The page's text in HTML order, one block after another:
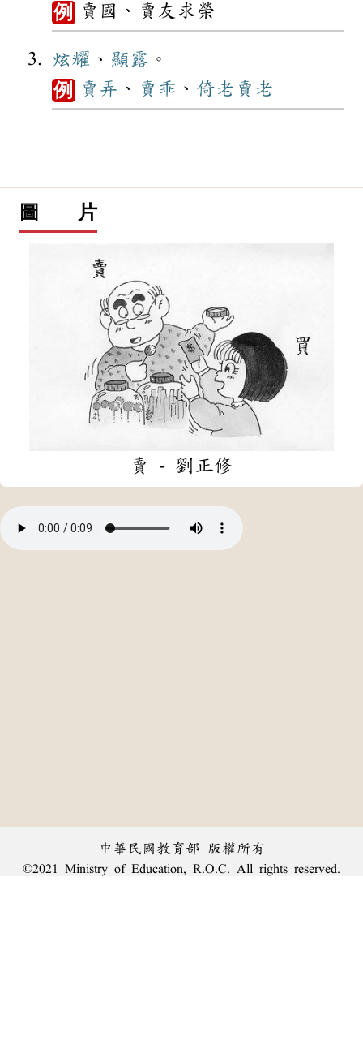
例 賣國、賣友求榮
炫耀 、 顯露 。
例 賣弄 、 賣乖 、 倚老賣老
圖 片
賣 - 劉正修
中華民國教育部 版權所有
©2021 Ministry of Education, R.O.C. All rights reserved.